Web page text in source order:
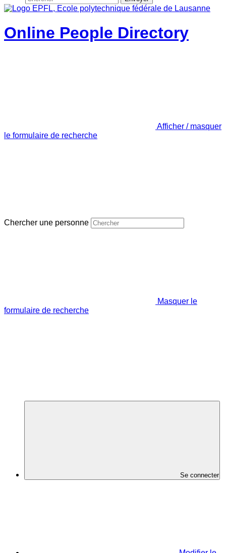
Online People Directory
Afficher / masquer
le formulaire de recherche
Chercher une personne
Masquer le
formulaire de recherche
Se connecter